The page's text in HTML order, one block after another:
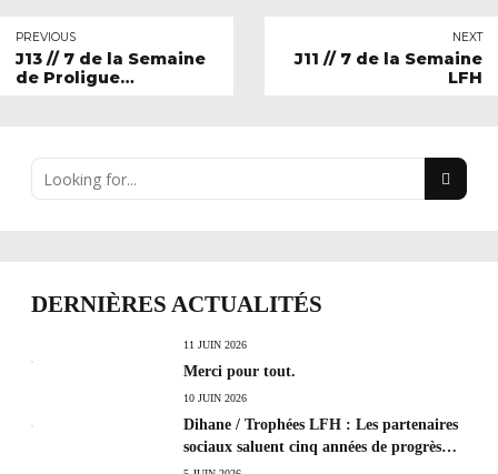
PREVIOUS
J13 // 7 de la Semaine
de Proligue
NEXT
J11 // 7 de la Semaine
LFH
DERNIÈRES ACTUALITÉS
11 JUIN 2026
Merci pour tout.
10 JUIN 2026
Dihane / Trophées LFH : Les partenaires
sociaux saluent cinq années de progrès
social et les efforts à poursuivre !